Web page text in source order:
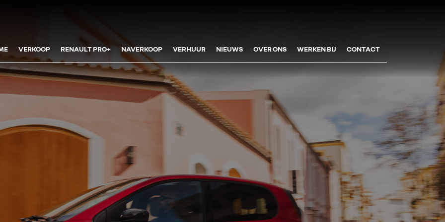
VERKOOP RENAULT PRO+ NAVERKOOP VERHUUR NIEUWS OVER ONS WERKEN BIJ CONTACT